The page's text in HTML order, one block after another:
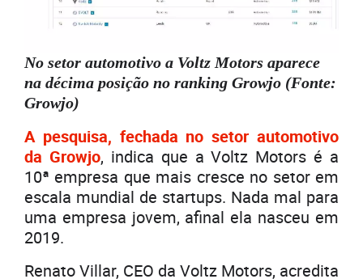
No setor automotivo a Voltz Motors aparece
na décima posição no ranking Growjo (Fonte:
Growjo)
A pesquisa, fechada no setor automotivo
da Growjo, indica que a Voltz Motors é a
10ª empresa que mais cresce no setor em
escala mundial de startups. Nada mal para
uma empresa jovem, afinal ela nasceu em
2019.
Renato Villar, CEO da Voltz Motors, acredita